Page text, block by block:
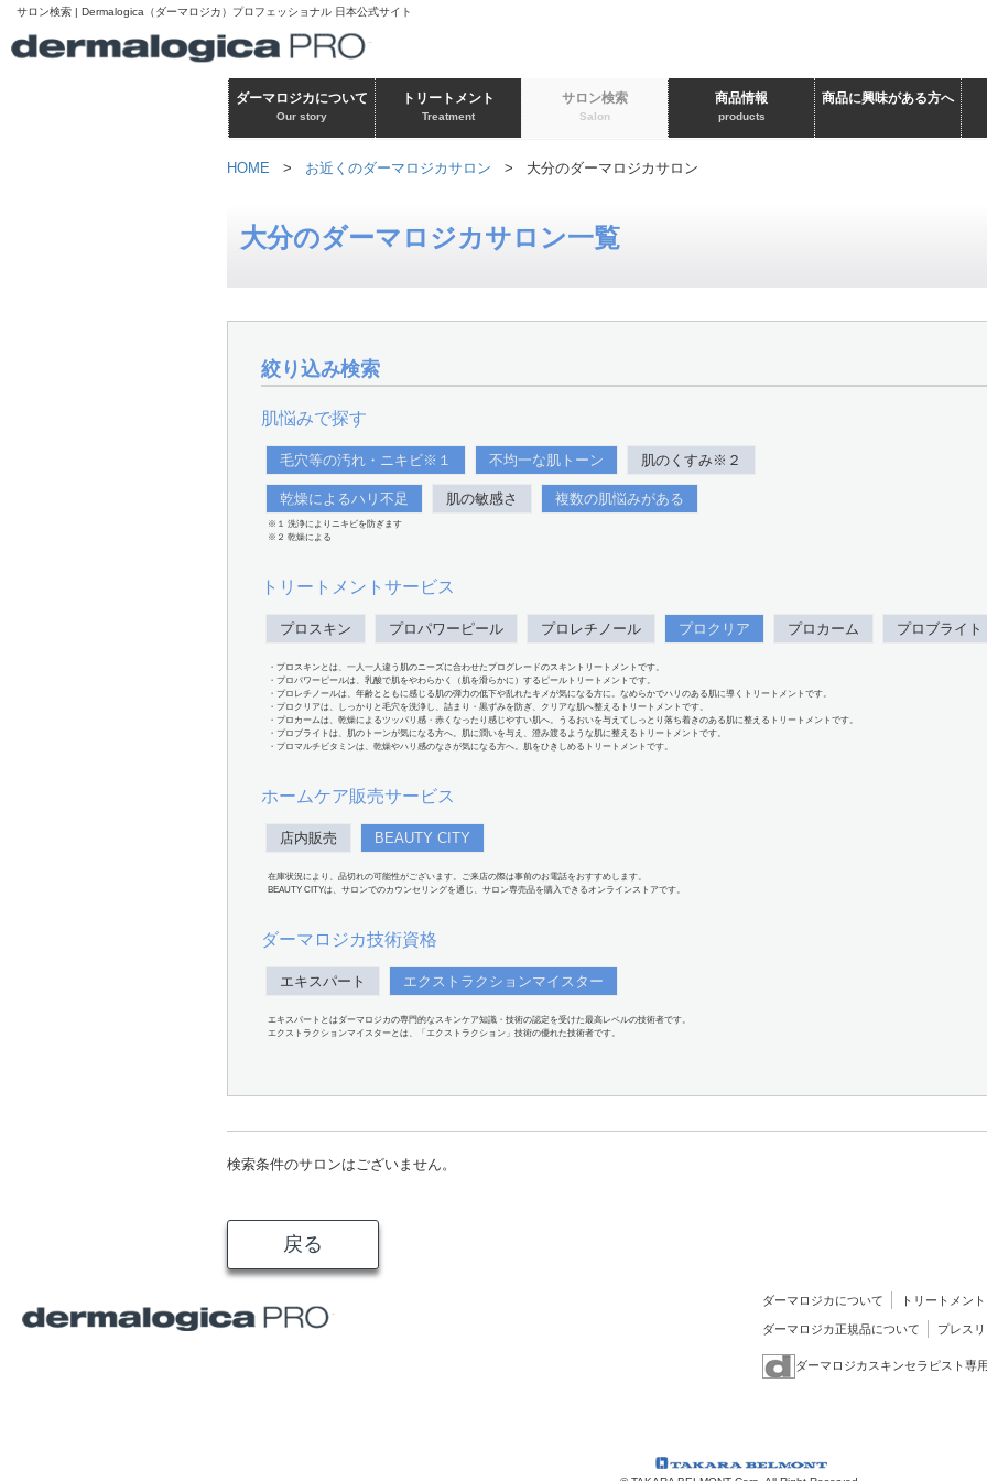
サロン検索 | Dermalogica（ダーマロジカ）プロフェッショナル 日本公式サイト
ダーマロジカについて
Our story
トリートメント
Treatment
サロン検索
Salon
商品情報
products
商品に興味がある方へ
HOME > お近くのダーマロジカサロン > 大分のダーマロジカサロン
大分のダーマロジカサロン一覧
絞り込み検索
肌悩みで探す
毛穴等の汚れ・ニキビ※１ 不均一な肌トーン 肌のくすみ※２
乾燥によるハリ不足 肌の敏感さ 複数の肌悩みがある
※１ 洗浄によりニキビを防ぎます
※２ 乾燥による
トリートメントサービス
プロスキン プロパワーピール プロレチノール プロクリア プロカーム プロブライト
・プロスキンとは、一人一人違う肌のニーズに合わせたプログレードのスキントリートメントです。
・プロパワーピールは、乳酸で肌をやわらかく（肌を滑らかに）するピールトリートメントです。
・プロレチノールは、年齢とともに感じる肌の弾力の低下や乱れたキメが気になる方に。なめらかでハリのある肌に導くトリートメントです。
・プロクリアは、しっかりと毛穴を洗浄し、詰まり・黒ずみを防ぎ、クリアな肌へ整えるトリートメントです。
・プロカームは、乾燥によるツッパリ感・赤くなったり感じやすい肌へ。うるおいを与えてしっとり落ち着きのある肌に整えるトリートメントです。
・プロブライトは、肌のトーンが気になる方へ。肌に潤いを与え、澄み渡るような肌に整えるトリートメントです。
・プロマルチビタミンは、乾燥やハリ感のなさが気になる方へ。肌をひきしめるトリートメントです。
ホームケア販売サービス
店内販売 BEAUTY CITY
在庫状況により、品切れの可能性がございます。ご来店の際は事前のお電話をおすすめします。
BEAUTY CITYは、サロンでのカウンセリングを通じ、サロン専売品を購入できるオンラインストアです。
ダーマロジカ技術資格
エキスパート エクストラクションマイスター
エキスパートとはダーマロジカの専門的なスキンケア知識・技術の認定を受けた最高レベルの技術者です。
エクストラクションマイスターとは、「エクストラクション」技術の優れた技術者です。
検索条件のサロンはございません。
戻る
ダーマロジカについて トリートメント
ダーマロジカ正規品について プレス
ダーマロジカスキンセラピスト専